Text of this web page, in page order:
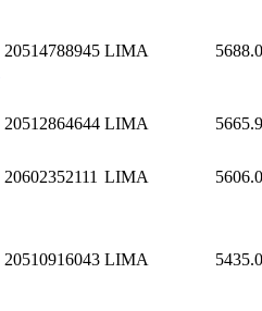
20514788945 LIMA
20512864644 LIMA
20602352111 LIMA
20510916043 LIMA